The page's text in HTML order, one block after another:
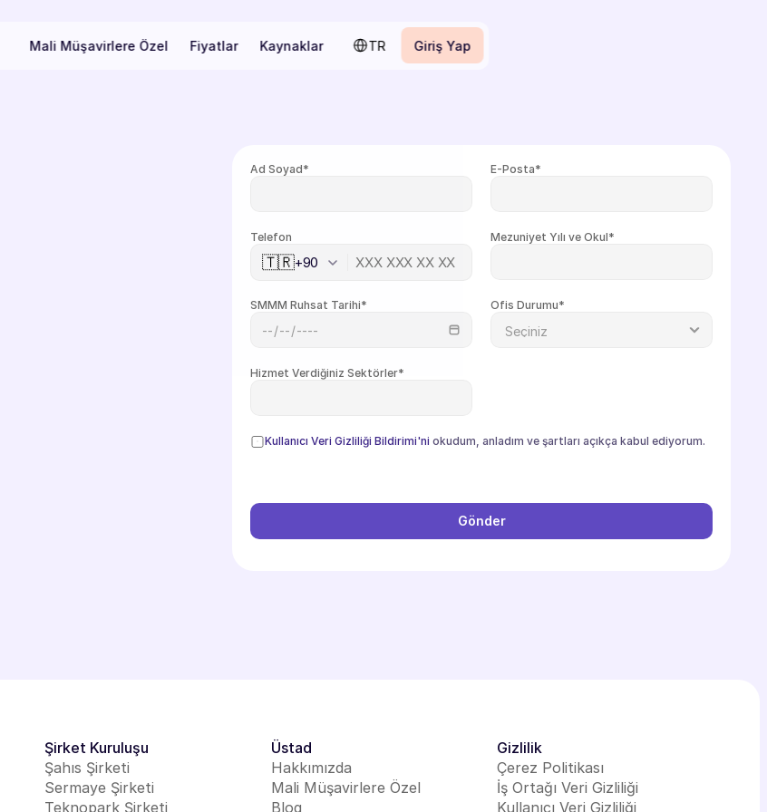
Mali Müşavirlere Özel Fiyatlar Kaynaklar
Select Language
TR
Giriş Yap
Giriş Yap
Ad Soyad* E-Posta*
Telefon
🇹🇷+90
Mezuniyet Yılı ve Okul*
SMMM Ruhsat Tarihi* Ofis Durumu*
Hizmet Verdiğiniz Sektörler*
Kullanıcı Veri Gizliliği Bildirimi'ni okudum, anladım ve şartları açıkça kabul ediyorum.
Gönder
Şirket Kuruluşu
Şahıs Şirketi
Sermaye Şirketi
Teknopark Şirketi
Üstad
Hakkımızda
Mali Müşavirlere Özel
Blog
Gizlilik
Çerez Politikası
İş Ortağı Veri Gizliliği
Kullanıcı Veri Gizliliği